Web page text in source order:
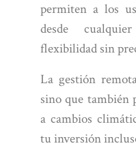
permiten a los
desde
flexibilidad sin
La gestión
sino que también
a cambios
tu inversión